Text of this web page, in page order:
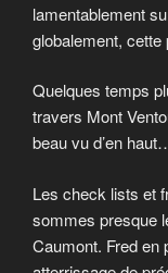
lamentablement
globalement,
Quelques temps
travers Mont
beau vu d’en
Les check lists et
sommes presque
Caumont. Fred en